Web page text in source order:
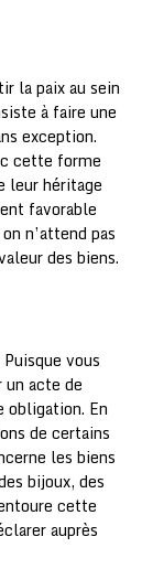
la paix au sein
à faire une
exception.
cette forme
leur héritage
favorable
n’attend pas
des biens.
vous
un acte de
obligation. En
de certains
les biens
bijoux, des
cette
auprès